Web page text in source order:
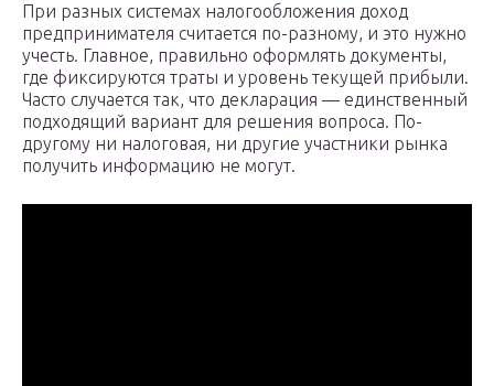
При разных системах налогообложения доход
предпринимателя считается по-разному, и это нужно
учесть. Главное, правильно оформлять документы,
где фиксируются траты и уровень текущей прибыли.
Часто случается так, что декларация — единственный
подходящий вариант для решения вопроса. По-
другому ни налоговая, ни другие участники рынка
получить информацию не могут.